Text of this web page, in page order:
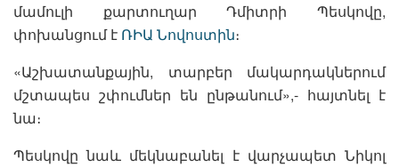
մամուլի քարտուղար Դմիտրի Պեսկովը,
փոխանցում է ՌԻԱ Նովոստին։
«Աշխատանքային, տարբեր մակարդակներում
մշտապես շփումներ են ընթանում»,- հայտնել է
նա։
Պեսկովը նաև մեկնաբանել է վարչապետ Նիկոլ